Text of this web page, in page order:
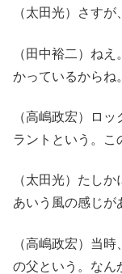
（太田光）さすが
（田中裕二）ね
かっているからね
（高嶋政宏）ロ
ラントという。こ
（太田光）たし
あいう風の感じが
（高嶋政宏）当
の父という。なん